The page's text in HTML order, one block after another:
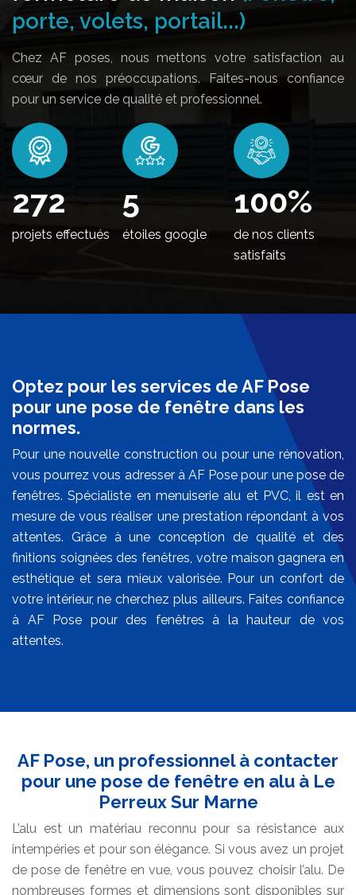
porte, volets, portail...)
Chez AF poses, nous mettons votre satisfaction au
cœur de nos préoccupations. Faites-nous confiance
pour un service de qualité et professionnel.
330
projets effectués
5
étoiles google
100%
de nos clients
satisfaits
Optez pour les services de AF Pose
pour une pose de fenêtre dans les
normes.
Pour une nouvelle construction ou pour une rénovation,
vous pourrez vous adresser à AF Pose pour une pose de
fenêtres. Spécialiste en menuiserie alu et PVC, il est en
mesure de vous réaliser une prestation répondant à vos
attentes. Grâce à une conception de qualité et des
finitions soignées des fenêtres, votre maison gagnera en
esthétique et sera mieux valorisée. Pour un confort de
votre intérieur, ne cherchez plus ailleurs. Faites confiance
à AF Pose pour des fenêtres à la hauteur de vos
attentes.
AF Pose, un professionnel à contacter
pour une pose de fenêtre en alu à Le
Perreux Sur Marne
L’alu est un matériau reconnu pour sa résistance aux
intempéries et pour son élégance. Si vous avez un projet
de pose de fenêtre en vue, vous pouvez choisir l’alu. De
nombreuses formes et dimensions sont disponibles sur